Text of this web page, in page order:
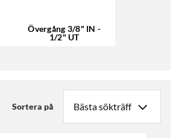
Övergång 3/8" IN -
1/2" UT
Sortera på